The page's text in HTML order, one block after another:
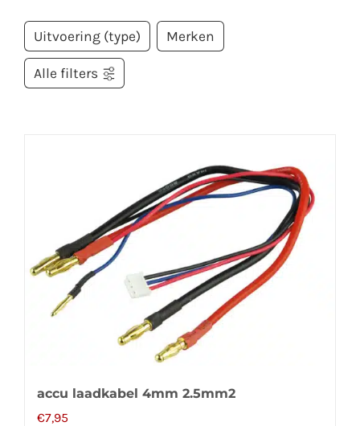
Uitvoering (type) Merken
Alle filters
accu laadkabel 4mm 2.5mm2
€7,95